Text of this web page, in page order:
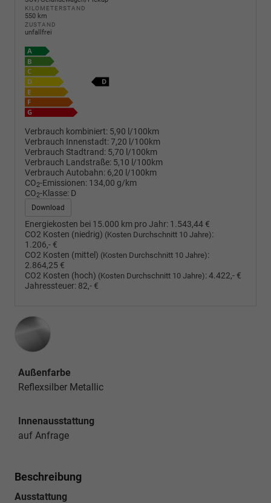
KILOMETERSTAND
550 km
ZUSTAND
unfallfrei
Verbrauch kombiniert: 5,90 l/100km
Verbrauch Innenstadt:7,20 l/100km
Verbrauch Stadtrand: 5,70 l/100km
Verbrauch Landstraße: 5,10 l/100km
Verbrauch Autobahn: 6,20 l/100km
CO2-Emissionen: 134,00 g/km
CO2-Klasse: D
Download
Energiekosten bei 15.000 km pro Jahr: 1.543,44 €
CO2 Kosten (niedrig) (Kosten Durchschnitt 10 Jahre):
1.206,- €
CO2 Kosten (mittel) (Kosten Durchschnitt 10 Jahre):
2.864,25 €
CO2 Kosten (hoch) (Kosten Durchschnitt 10 Jahre):4.422,- €
Jahressteuer: 82,- €
Außenfarbe
Reflexsilber Metallic
Innenausstattung
auf Anfrage
Beschreibung
Ausstattung